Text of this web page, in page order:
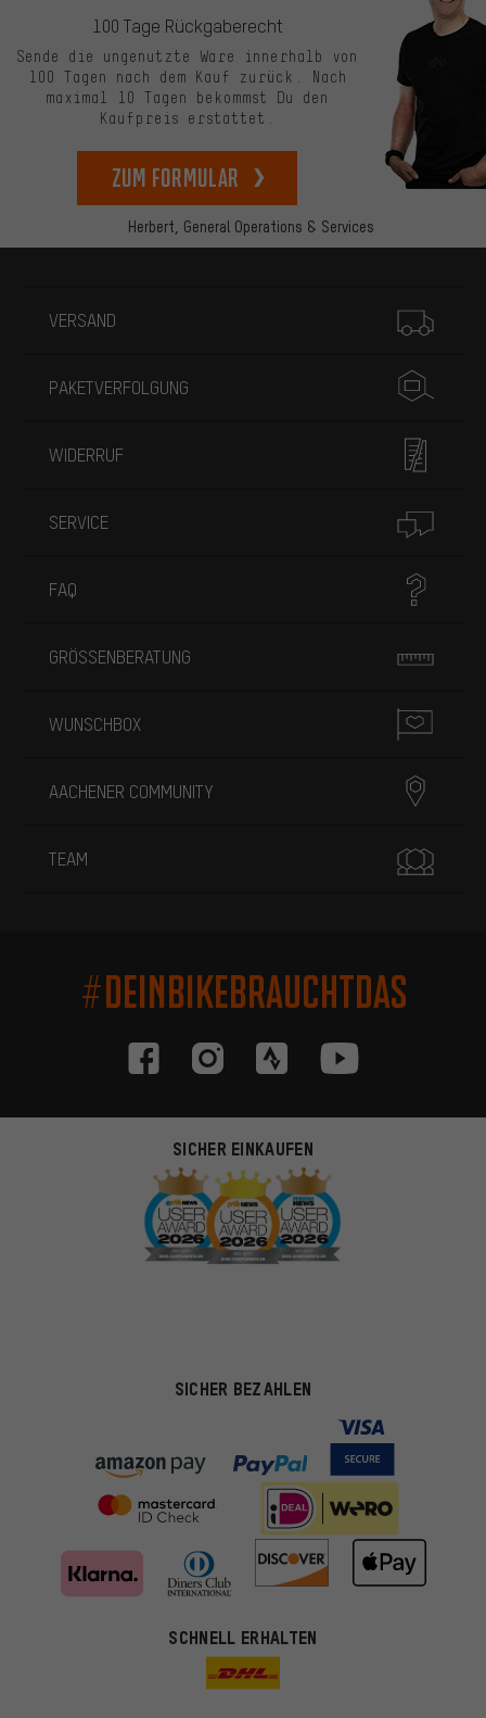
Herbert, General Operations & Services
100 Tage Rückgaberecht
Sende die ungenutzte Ware innerhalb von
100 Tagen nach dem Kauf zurück. Nach
maximal 10 Tagen bekommst Du den
Kaufpreis erstattet.
zum Formular
VERSAND
PAKETVERFOLGUNG
WIDERRUF
SERVICE
FAQ
GRÖSSENBERATUNG
WUNSCHBOX
AACHENER COMMUNITY
TEAM
#DEINBIKEBRAUCHTDAS
SICHER EINKAUFEN
SICHER BEZAHLEN
SCHNELL ERHALTEN